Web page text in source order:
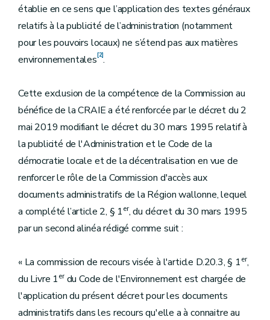
établie en ce sens que l’application des textes généraux
relatifs à la publicité de l’administration (notamment
pour les pouvoirs locaux) ne s’étend pas aux matières
environnementales[2].
Cette exclusion de la compétence de la Commission au
bénéfice de la CRAIE a été renforcée par le décret du 2
mai 2019 modifiant le décret du 30 mars 1995 relatif à
la publicité de l'Administration et le Code de la
démocratie locale et de la décentralisation en vue de
renforcer le rôle de la Commission d'accès aux
documents administratifs de la Région wallonne, lequel
a complété l’article 2, § 1er, du décret du 30 mars 1995
par un second alinéa rédigé comme suit :
« La commission de recours visée à l'article D.20.3, § 1er,
du Livre 1erdu Code de l'Environnement est chargée de
l'application du présent décret pour les documents
administratifs dans les recours qu'elle a à connaitre au